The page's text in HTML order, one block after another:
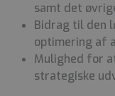
samt det
Bidrag til den
optimering af
Mulighed for
strategiske